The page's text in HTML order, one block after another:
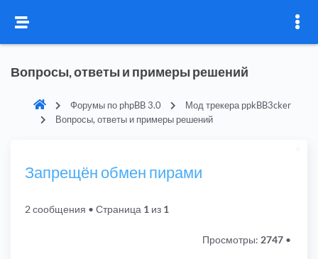
Вопросы, ответы и примеры решений
Форумы по phpBB 3.0
Мод трекера ppkBB3cker
Вопросы, ответы и примеры решений
Запрещён обмен пирами
2 сообщения • Страница 1 из 1
Просмотры: 2747 •